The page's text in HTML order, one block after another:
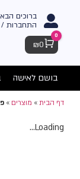
ברוכים
התחברות
Cart
0
₪0
בושם לאישה
דף הבית» מוצרים»
Loading...